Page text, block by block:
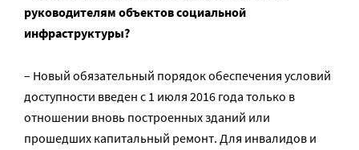
руководителям объектов социальной
инфраструктуры?
– Новый обязательный порядок обеспечения условий
доступности введен с 1 июля 2016 года только в
отношении вновь построенных зданий или
прошедших капитальный ремонт. Для инвалидов и